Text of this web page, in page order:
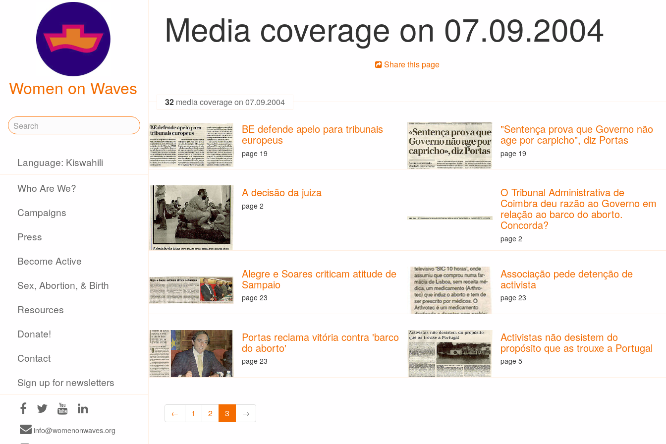
Women on Waves
Language: Kiswahili
Who Are We?
Campaigns
Press
Become Active
Sex, Abortion, & Birth
Resources
Donate!
Contact
Sign up for newsletters
info@womenonwaves.org
Media coverage on 07.09.2004
Share this page
32 media coverage on 07.09.2004
BE defende apelo para tribunais
europeus
page 19
"Sentença prova que Governo não
age por carpicho", diz Portas
page 19
A decisão da juiza
page 2
O Tribunal Administrativa de
Coimbra deu razão ao Governo em
relação ao barco do aborto.
Concorda?
page 2
Alegre e Soares criticam atitude de
Sampaio
page 23
Associação pede detenção de
activista
page 23
Portas reclama vitória contra 'barco
do aborto'
page 23
Activistas não desistem do
propósito que as trouxe a Portugal
page 5
← 1 2 3 →